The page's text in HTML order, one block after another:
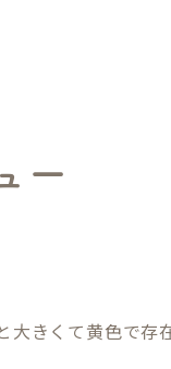
ー
大きくて黄色で存